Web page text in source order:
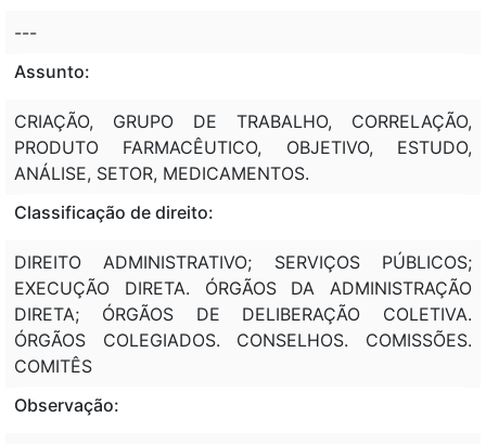
---
Assunto:
CRIAÇÃO, GRUPO DE TRABALHO, CORRELAÇÃO,
PRODUTO FARMACÊUTICO, OBJETIVO, ESTUDO,
ANÁLISE, SETOR, MEDICAMENTOS.
Classificação de direito:
DIREITO ADMINISTRATIVO; SERVIÇOS PÚBLICOS;
EXECUÇÃO DIRETA. ÓRGÃOS DA ADMINISTRAÇÃO
DIRETA; ÓRGÃOS DE DELIBERAÇÃO COLETIVA.
ÓRGÃOS COLEGIADOS. CONSELHOS. COMISSÕES.
COMITÊS
Observação: